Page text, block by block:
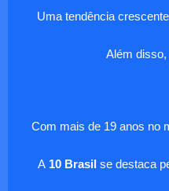
Uma tendência
Além
Com mais de 19 anos no
A10 Brasil se destaca